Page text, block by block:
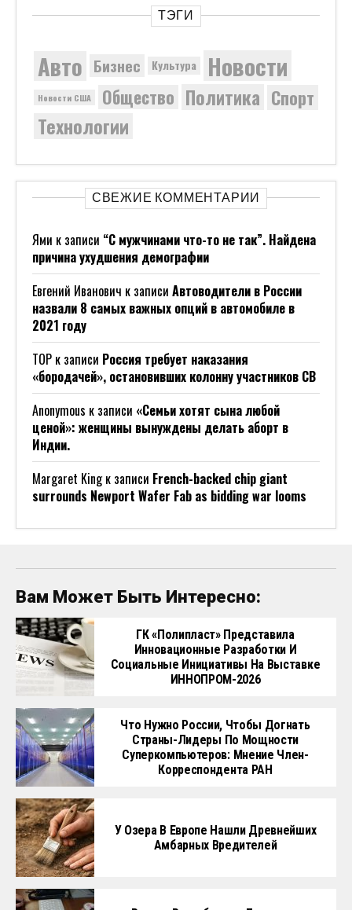
ТЭГИ
Авто Бизнес Культура Новости
Новости США Общество Политика Спорт
Технологии
СВЕЖИЕ КОММЕНТАРИИ
Ями к записи “С мужчинами что-то не так”. Найдена
причина ухудшения демографии
Евгений Иванович к записи Автоводители в России
назвали 8 самых важных опций в автомобиле в
2021 году
ТОР к записи Россия требует наказания
«бородачей», остановивших колонну участников СВ
Anonymous к записи «Семьи хотят сына любой
ценой»: женщины вынуждены делать аборт в
Индии.
Margaret Kingк записи French-backed chip giant
surrounds Newport Wafer Fab as bidding war looms
Вам Может Быть Интересно:
ГК «Полипласт» Представила
Инновационные Разработки И
Социальные Инициативы На Выставке
ИННОПРОМ-2026
Что Нужно России, Чтобы Догнать
Страны-Лидеры По Мощности
Суперкомпьютеров: Мнение Член-
Корреспондента РАН
У Озера В Европе Нашли Древнейших
Амбарных Вредителей